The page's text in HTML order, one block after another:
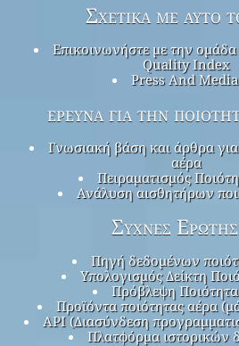
Σχετικά με αυτό
Επικοινωνήστε με την
Quality Index
Press And
έρευνα για την
Γνωσιακή βάση και άρθρα
αέρα
Πειραματισμός
Ανάλυση αισθητήρων
Συχνές
Πηγή δεδομένων
Υπολογισμός Δείκτη
Πρόβλεψη
Προϊόντα ποιότητας αέρα
API (Διασύνδεση
Πλατφόρμα ιστορικών